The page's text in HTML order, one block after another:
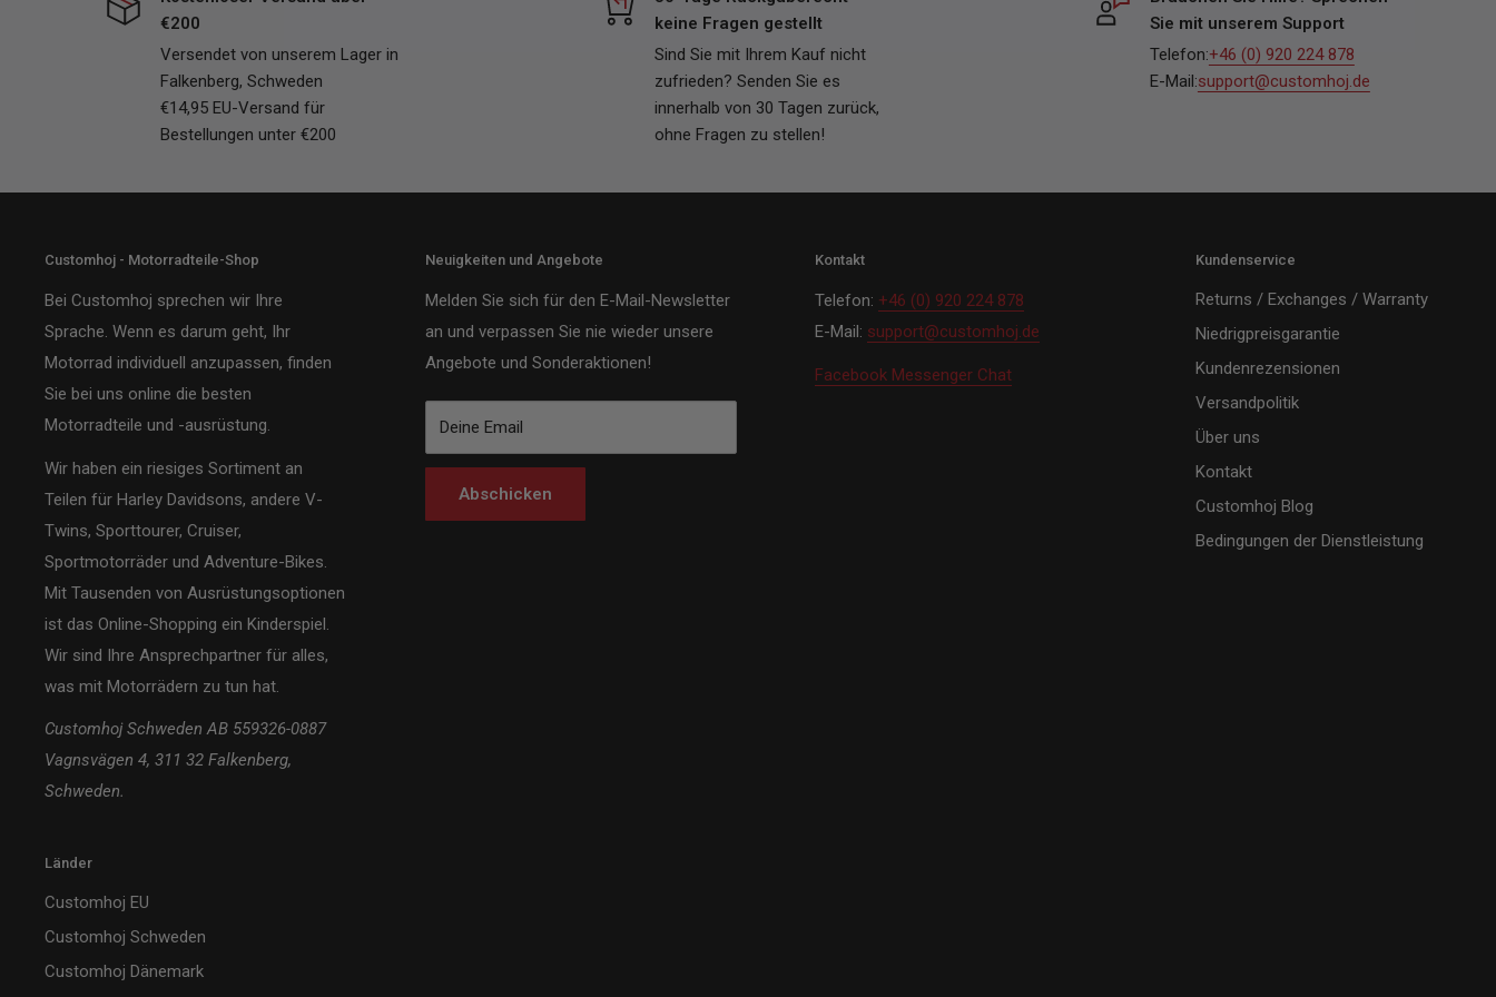
€200
Versendet von unserem Lager in
Falkenberg, Schweden
€14,95 EU-Versand für
Bestellungen unter €200
keine Fragen gestellt
Sind Sie mit Ihrem Kauf nicht
zufrieden? Senden Sie es
innerhalb von 30 Tagen zurück,
ohne Fragen zu stellen!
Sie mit unserem Support
Telefon:+46 (0) 920 224 878
E-Mail:support@customhoj.de
Customhoj - Motorradteile-Shop
Bei Customhoj sprechen wir Ihre
Sprache. Wenn es darum geht, Ihr
Motorrad individuell anzupassen, finden
Sie bei uns online die besten
Motorradteile und -ausrüstung.
Wir haben ein riesiges Sortiment an
Teilen für Harley Davidsons, andere V-
Twins, Sporttourer, Cruiser,
Sportmotorräder und Adventure-Bikes.
Mit Tausenden von Ausrüstungsoptionen
ist das Online-Shopping ein Kinderspiel.
Wir sind Ihre Ansprechpartner für alles,
was mit Motorrädern zu tun hat.
Customhoj Schweden AB 559326-0887
Vagnsvägen 4, 311 32 Falkenberg,
Schweden.
Neuigkeiten und Angebote
Melden Sie sich für den E-Mail-Newsletter
an und verpassen Sie nie wieder unsere
Angebote und Sonderaktionen!
Deine Email
Abschicken
Kontakt
Telefon: +46 (0) 920 224 878
E-Mail: support@customhoj.de
Facebook Messenger Chat
Kundenservice
Returns / Exchanges / Warranty
Niedrigpreisgarantie
Kundenrezensionen
Versandpolitik
Über uns
Kontakt
Customhoj Blog
Bedingungen der Dienstleistung
Länder
Customhoj EU
Customhoj Schweden
Customhoj Dänemark